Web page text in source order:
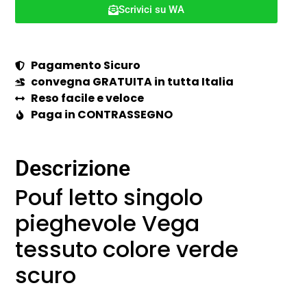
Scrivici su WA
Pagamento Sicuro
convegna GRATUITA in tutta Italia
Reso facile e veloce
Paga in CONTRASSEGNO
Descrizione
Pouf letto singolo
pieghevole Vega
tessuto colore verde
scuro